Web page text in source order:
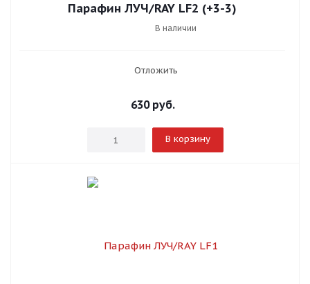
Парафин ЛУЧ/RAY LF2 (+3-3)
В наличии
Отложить
630руб.
В корзину